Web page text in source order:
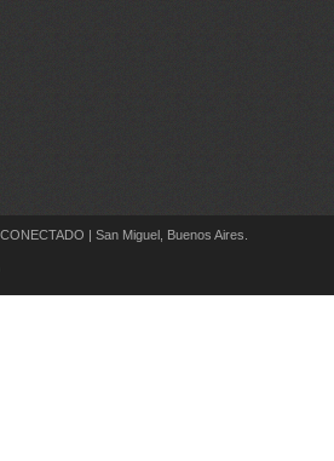
| San Miguel, Buenos Aires.